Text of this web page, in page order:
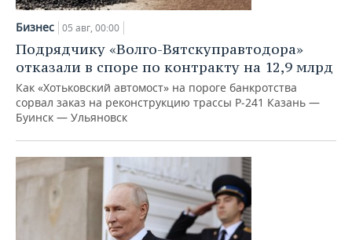
Бизнес 05 авг, 00:00
Подрядчику «Волго-Вятскуправтодора»
отказали в споре по контракту на 12,9 млрд
Как «Хотьковский автомост» на пороге банкротства
сорвал заказ на реконструкцию трассы Р‑241 Казань —
Буинск — Ульяновск